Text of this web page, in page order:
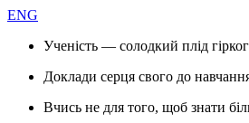
ENG
Ученість — солодкий плід
Доклади серця свого до
Вчись не для того, щоб знати